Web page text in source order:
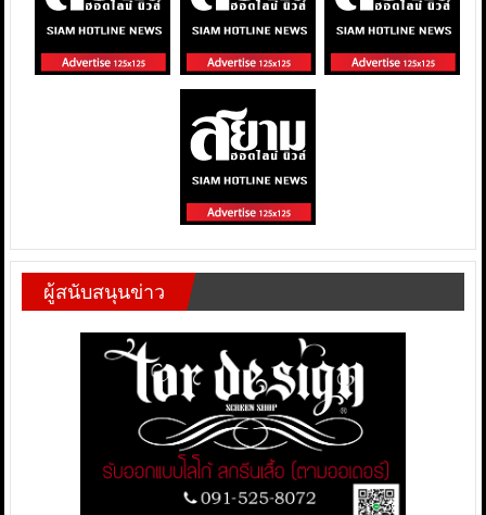
ผู้สนับสนุนข่าว